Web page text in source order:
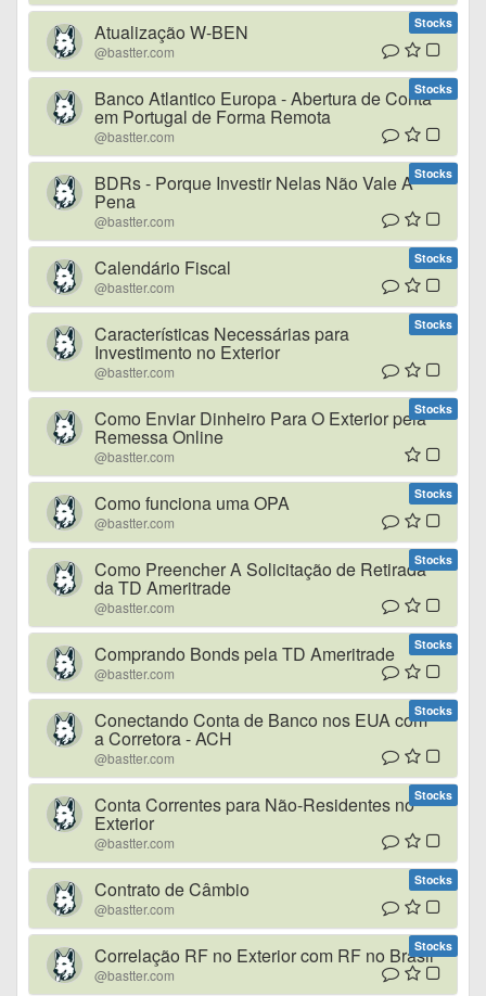
Stocks
Atualização W-BEN
@bastter.com
Stocks
Banco Atlantico Europa - Abertura de Conta
em Portugal de Forma Remota
@bastter.com
Stocks
BDRs - Porque Investir Nelas Não Vale A
Pena
@bastter.com
Stocks
Calendário Fiscal
@bastter.com
Stocks
Características Necessárias para
Investimento no Exterior
@bastter.com
Stocks
Como Enviar Dinheiro Para O Exterior pela
Remessa Online
@bastter.com
Stocks
Como funciona uma OPA
@bastter.com
Stocks
Como Preencher A Solicitação de Retirada
da TD Ameritrade
@bastter.com
Stocks
Comprando Bonds pela TD Ameritrade
@bastter.com
Stocks
Conectando Conta de Banco nos EUA com
a Corretora - ACH
@bastter.com
Stocks
Conta Correntes para Não-Residentes no
Exterior
@bastter.com
Stocks
Contrato de Câmbio
@bastter.com
Stocks
Correlação RF no Exterior com RF no Brasil
@bastter.com